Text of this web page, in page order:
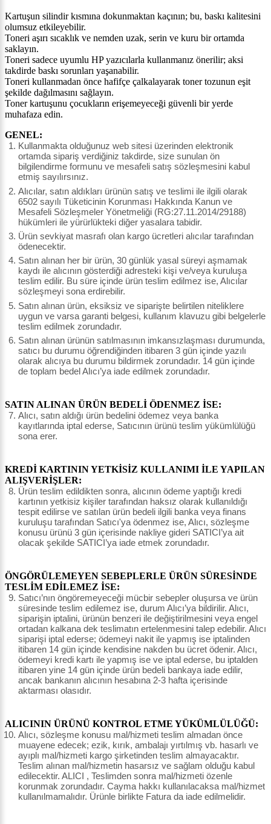
Kartuşun silindir kısmına dokunmaktan kaçının; bu, baskı kalitesini
olumsuz etkileyebilir.
Toneri aşırı sıcaklık ve nemden uzak, serin ve kuru bir ortamda
saklayın.
Toneri sadece uyumlu HP yazıcılarla kullanmanız önerilir; aksi
takdirde baskı sorunları yaşanabilir.
Toneri kullanmadan önce hafifçe çalkalayarak toner tozunun eşit
şekilde dağılmasını sağlayın.
Toner kartuşunu çocukların erişemeyeceği güvenli bir yerde
muhafaza edin.
GENEL:
Kullanmakta olduğunuz web sitesi üzerinden elektronik
ortamda sipariş verdiğiniz takdirde, size sunulan ön
bilgilendirme formunu ve mesafeli satış sözleşmesini kabul
etmiş sayılırsınız.
Alıcılar, satın aldıkları ürünün satış ve teslimi ile ilgili olarak
6502 sayılı Tüketicinin Korunması Hakkında Kanun ve
Mesafeli Sözleşmeler Yönetmeliği (RG:27.11.2014/29188)
hükümleri ile yürürlükteki diğer yasalara tabidir.
Ürün sevkiyat masrafı olan kargo ücretleri alıcılar tarafından
ödenecektir.
Satın alınan her bir ürün, 30 günlük yasal süreyi aşmamak
kaydı ile alıcının gösterdiği adresteki kişi ve/veya kuruluşa
teslim edilir. Bu süre içinde ürün teslim edilmez ise, Alıcılar
sözleşmeyi sona erdirebilir.
Satın alınan ürün, eksiksiz ve siparişte belirtilen niteliklere
uygun ve varsa garanti belgesi, kullanım klavuzu gibi belgelerle
teslim edilmek zorundadır.
Satın alınan ürünün satılmasının imkansızlaşması durumunda,
satıcı bu durumu öğrendiğinden itibaren 3 gün içinde yazılı
olarak alıcıya bu durumu bildirmek zorundadır. 14 gün içinde
de toplam bedel Alıcı’ya iade edilmek zorundadır.
SATIN ALINAN ÜRÜN BEDELİ ÖDENMEZ İSE:
Alıcı, satın aldığı ürün bedelini ödemez veya banka
kayıtlarında iptal ederse, Satıcının ürünü teslim yükümlülüğü
sona erer.
KREDİ KARTININ YETKİSİZ KULLANIMI İLE YAPILAN
ALIŞVERİŞLER:
Ürün teslim edildikten sonra, alıcının ödeme yaptığı kredi
kartının yetkisiz kişiler tarafından haksız olarak kullanıldığı
tespit edilirse ve satılan ürün bedeli ilgili banka veya finans
kuruluşu tarafından Satıcı'ya ödenmez ise, Alıcı, sözleşme
konusu ürünü 3 gün içerisinde nakliye gideri SATICI’ya ait
olacak şekilde SATICI’ya iade etmek zorundadır.
ÖNGÖRÜLEMEYEN SEBEPLERLE ÜRÜN SÜRESİNDE
TESLİM EDİLEMEZ İSE:
Satıcı’nın öngöremeyeceği mücbir sebepler oluşursa ve ürün
süresinde teslim edilemez ise, durum Alıcı’ya bildirilir. Alıcı,
siparişin iptalini, ürünün benzeri ile değiştirilmesini veya engel
ortadan kalkana dek teslimatın ertelenmesini talep edebilir. Alıcı
siparişi iptal ederse; ödemeyi nakit ile yapmış ise iptalinden
itibaren 14 gün içinde kendisine nakden bu ücret ödenir. Alıcı,
ödemeyi kredi kartı ile yapmış ise ve iptal ederse, bu iptalden
itibaren yine 14 gün içinde ürün bedeli bankaya iade edilir,
ancak bankanın alıcının hesabına 2-3 hafta içerisinde
aktarması olasıdır.
ALICININ ÜRÜNÜ KONTROL ETME YÜKÜMLÜLÜĞÜ:
Alıcı, sözleşme konusu mal/hizmeti teslim almadan önce
muayene edecek; ezik, kırık, ambalajı yırtılmış vb. hasarlı ve
ayıplı mal/hizmeti kargo şirketinden teslim almayacaktır.
Teslim alınan mal/hizmetin hasarsız ve sağlam olduğu kabul
edilecektir. ALICI , Teslimden sonra mal/hizmeti özenle
korunmak zorundadır. Cayma hakkı kullanılacaksa mal/hizmet
kullanılmamalıdır. Ürünle birlikte Fatura da iade edilmelidir.